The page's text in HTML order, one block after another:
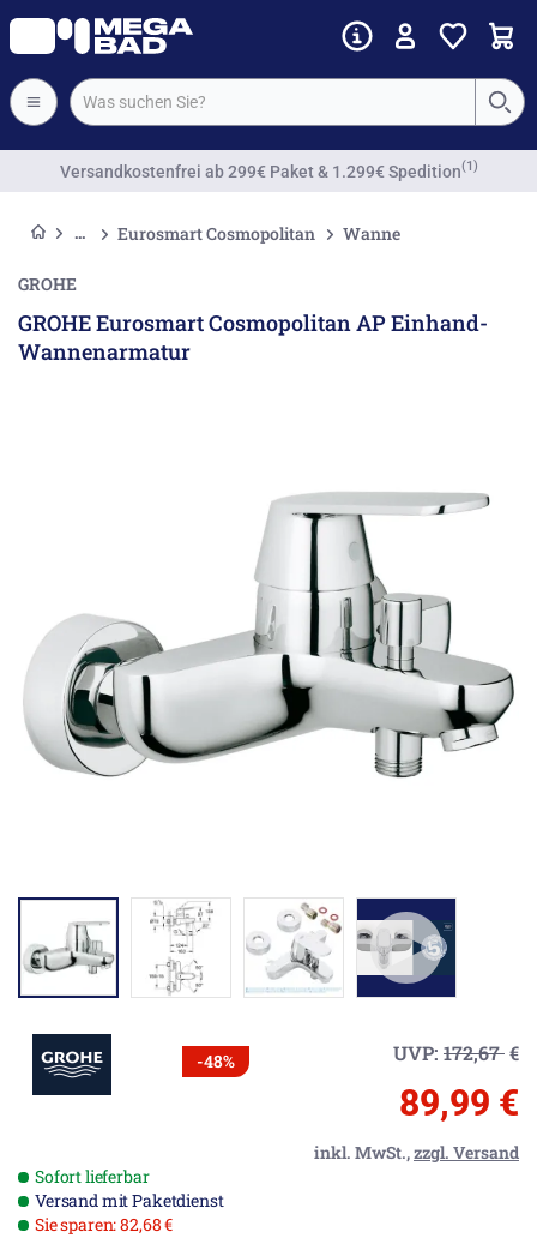
Vorkassenrabatt
Eurosmart Cosmopolitan Wanne
GROHE
GROHE Eurosmart Cosmopolitan AP Einhand-
Wannenarmatur
-48% UVP: 172,67€
89,99 €
inkl. MwSt.,zzgl. Versand
Sofort lieferbar
Versand mit Paketdienst
Sie sparen: 82,68 €